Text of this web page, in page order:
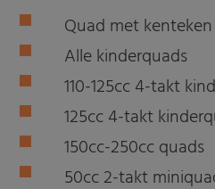
Quad met kenteken
Alle kinderquads
110-125cc 4-takt
125cc 4-takt
150cc-250cc quads
50cc 2-takt